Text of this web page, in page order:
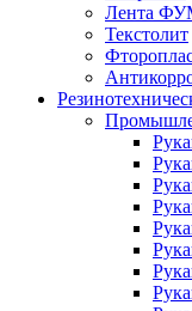
Лента
Текстолит